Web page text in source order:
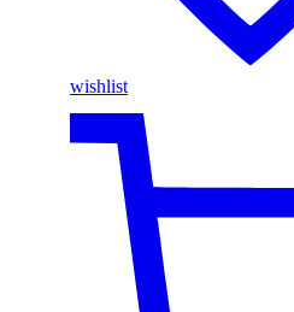
wishlist